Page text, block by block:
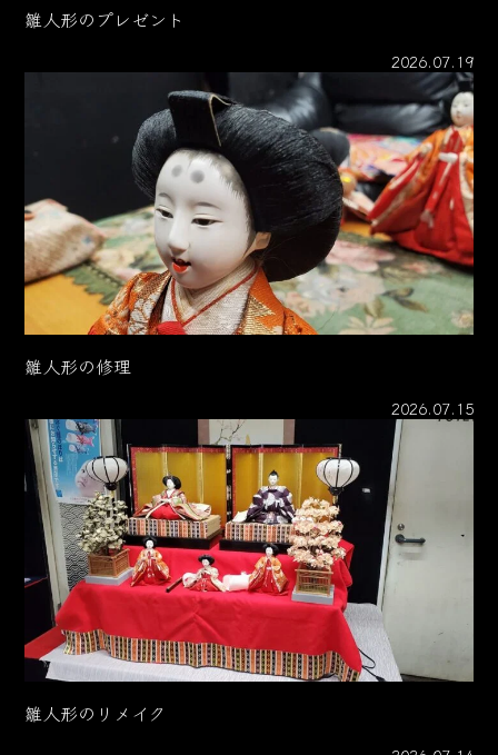
雛人形のプレゼント
2026.07.19
雛人形の修理
2026.07.15
雛人形のリメイク